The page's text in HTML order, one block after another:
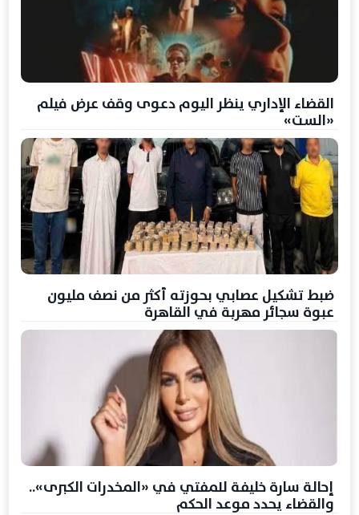
القضاء الإداري ينظر اليوم دعوى وقف عرض فيلم
«الست»
ضبط تشكيل عصابي بحوزته أكثر من نصف مليون
عبوة سجائر مهربة في القاهرة
إحالة سارة خليفة للمفتي في «المخدرات الكبرى»..
والقضاء يحدد موعد الحكم